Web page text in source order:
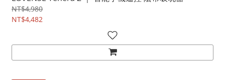
NT$4,980
NT$4,482